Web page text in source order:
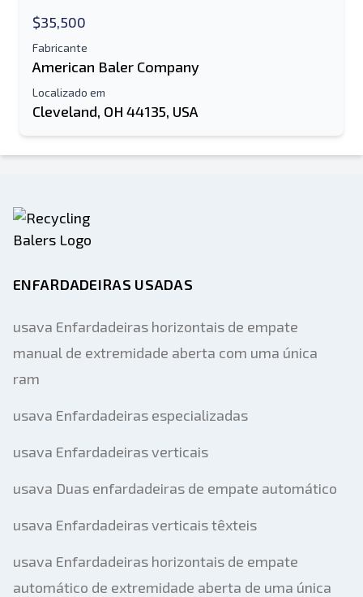
Send a Message
Endereço de e-mail
Móvel
Enviar
$35,500
Fabricante
American Baler Company
Localizado em
Cleveland, OH 44135, USA
O campo de endereço de e-mail ou
Lista de texto para dispositivo móvel
Seu nome completo
ENFARDADEIRAS USADAS
usava Enfardadeiras horizontais de empate
manual de extremidade aberta com uma única
ram
usava Enfardadeiras especializadas
usava Enfardadeiras verticais
usava Duas enfardadeiras de empate automático
usava Enfardadeiras verticais têxteis
usava Enfardadeiras horizontais de empate
automático de extremidade aberta de uma única